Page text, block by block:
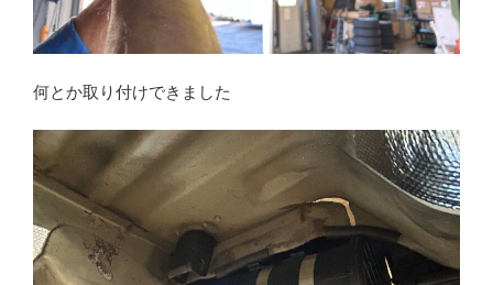
何とか取り付けできました